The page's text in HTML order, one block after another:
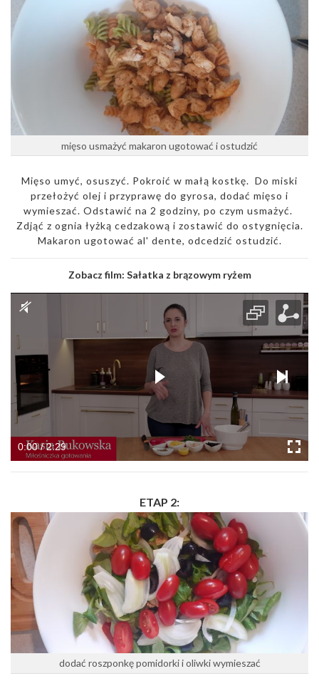
mięso usmażyć makaron ugotować i ostudzić
Mięso umyć, osuszyć. Pokroić w małą kostkę. Do miski
przełożyć olej i przyprawę do gyrosa, dodać mięso i
wymieszać. Odstawić na 2 godziny, po czym usmażyć.
Zdjąć z ognia łyżką cedzakową i zostawić do ostygnięcia.
Makaron ugotować al' dente, odcedzić ostudzić.
Zobacz film: Sałatka z brązowym ryżem
0:00 / 2:29
ETAP 2:
dodać roszponkę pomidorki i oliwki wymieszać